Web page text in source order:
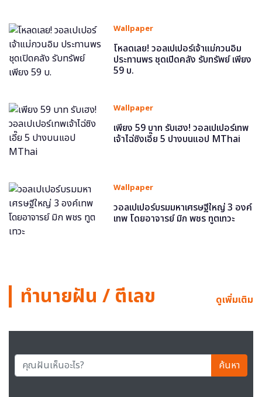
Wallpaper
โหลดเลย! วอลเปเปอร์เจ้าแม่กวนอิม
ประทานพร ชุดเปิดคลัง รับทรัพย์ เพียง
59 บ.
Wallpaper
เพียง 59 บาท รับเฮง! วอลเปเปอร์เทพ
เจ้าไฉ่ซิงเอี๊ย 5 ปางบนแอป MThai
Wallpaper
วอลเปเปอร์บรมมหาเศรษฐีใหญ่ 3 องค์
เทพ โดยอาจารย์ มิก พชร ทูตเทวะ
ทำนายฝัน / ตีเลข ดูเพิ่มเติม
ค้นหา